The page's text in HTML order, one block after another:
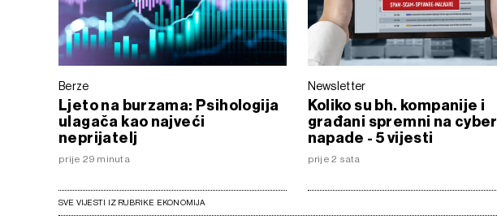
Berze
Ljeto na burzama: Psihologija
ulagača kao najveći
neprijatelj
prije 29 minuta
Newsletter
Koliko su bh. kompanije i
građani spremni na cyber
napade - 5 vijesti
prije 2 sata
SVE VIJESTI IZ RUBRIKE EKONOMIJA